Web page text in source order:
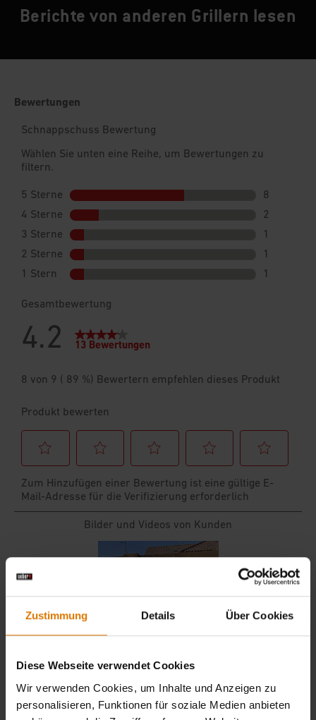
Zustimmung Details Über Cookies
Diese Webseite verwendet Cookies
Wir verwenden Cookies, um Inhalte und Anzeigen zu
personalisieren, Funktionen für soziale Medien anbieten
Berichte von anderen Grillern lesen